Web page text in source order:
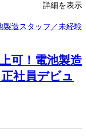
詳細を表示
可！電池製造
社員デビュ